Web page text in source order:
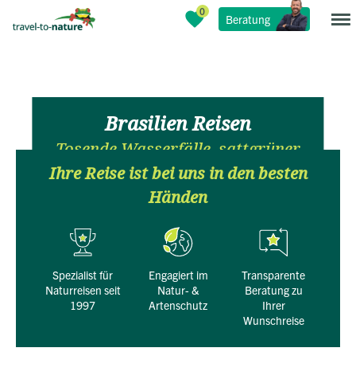
Beratung
Brasilien Reisen
Tosende Wasserfälle, sattgrüner
Amazonas & Jaguare im Pantanal
Ihre Reise ist bei uns in den besten
Händen
Spezialist für
Naturreisen seit
1997
engagiert im
Natur- &
Artenschutz
transparente
Beratung zu
Ihrer
Wunschreise